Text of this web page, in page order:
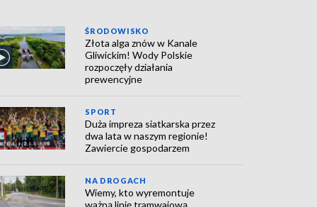
ŚRODOWISKO
Złota alga znów w Kanale
Gliwickim! Wody Polskie
rozpoczęły działania
prewencyjne
SPORT
Duża impreza siatkarska przez
dwa lata w naszym regionie!
Zawiercie gospodarzem
NA DROGACH
Wiemy, kto wyremontuje
ważną linię tramwajową.